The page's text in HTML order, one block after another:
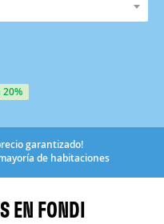
20%
garantizado!
de habitaciones
EN FONDI